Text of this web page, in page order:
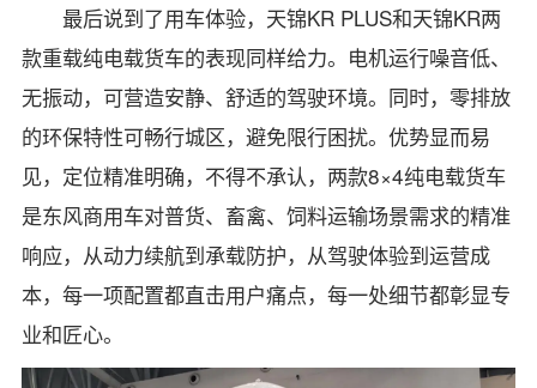
最后说到了用车体验，天锦KR PLUS和天锦KR两
款重载纯电载货车的表现同样给力。电机运行噪音低、
无振动，可营造安静、舒适的驾驶环境。同时，零排放
的环保特性可畅行城区，避免限行困扰。优势显而易
见，定位精准明确，不得不承认，两款8×4纯电载货车
是东风商用车对普货、畜禽、饲料运输场景需求的精准
响应，从动力续航到承载防护，从驾驶体验到运营成
本，每一项配置都直击用户痛点，每一处细节都彰显专
业和匠心。